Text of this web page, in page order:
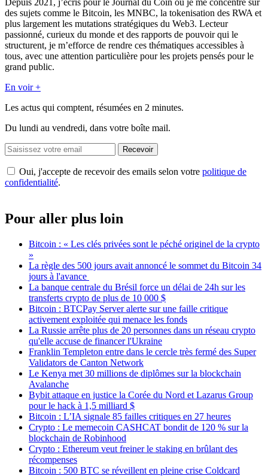
Depuis 2021, j’écris pour le Journal du Coin où je me concentre sur
des sujets comme le Bitcoin, les MNBC, la tokenisation des RWA et
plus largement les mutations stratégiques du Web3. Lecteur
passionné, curieux du monde et des rapports de pouvoir qui le
structurent, je m’efforce de rendre ces thématiques accessibles à
tous, avec une attention particulière pour les projets pensés pour le
grand public.
En voir +
Les actus qui comptent, résumées en 2 minutes.
Du lundi au vendredi, dans votre boîte mail.
Recevoir
Oui, j'accepte de recevoir des emails selon votre politique de
confidentialité.
Pour aller plus loin
Bitcoin : « Les clés privées sont le péché originel de la crypto
»
La règle des 500 jours avait annoncé le sommet du Bitcoin 34
jours à l'avance
La banque centrale du Brésil force un délai de 24h sur les
transferts crypto de plus de 10 000 $
Bitcoin : BTCPay Server alerte sur une faille critique
activement exploitée qui menace les fonds
La Russie arrête plus de 20 personnes dans un réseau crypto
qu'elle accuse de financer l'Ukraine
Franklin Templeton entre dans le cercle très fermé des Super
Validators de Canton Network
Le Kenya met 30 millions de diplômes sur la blockchain
Avalanche
Bybit attaque en justice la Corée du Nord et Lazarus Group
pour le hack à 1,5 milliard $
Bitcoin : L’IA signale 85 failles critiques en 27 heures
Crypto : Le memecoin CASHCAT bondit de 120 % sur la
blockchain de Robinhood
Crypto : Ethereum veut freiner le staking en brûlant des
récompenses
Bitcoin : 500 BTC se réveillent en pleine crise Coldcard